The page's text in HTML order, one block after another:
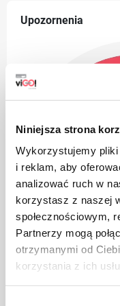
Niniejsza strona
Wykorzystujemy
i reklam, aby
analizować ruch w
korzystasz z naszej
społecznościowym,
Partnerzy mogą
otrzymanymi od
korzystania z ich
Upozornenia